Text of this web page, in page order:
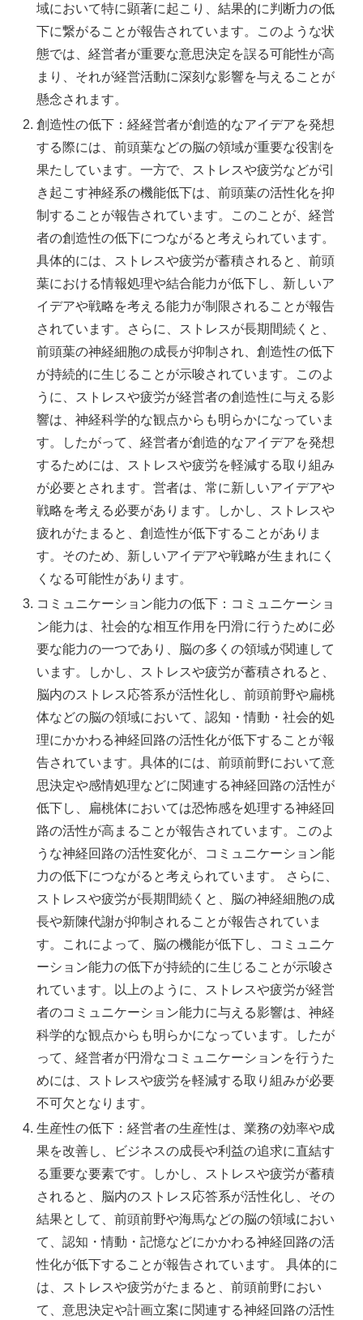
域において特に顕著に起こり、結果的に判断力の低
下に繋がることが報告されています。このような状
態では、経営者が重要な意思決定を誤る可能性が高
まり、それが経営活動に深刻な影響を与えることが
懸念されます。
創造性の低下：経経営者が創造的なアイデアを発想
する際には、前頭葉などの脳の領域が重要な役割を
果たしています。一方で、ストレスや疲労などが引
き起こす神経系の機能低下は、前頭葉の活性化を抑
制することが報告されています。このことが、経営
者の創造性の低下につながると考えられています。
具体的には、ストレスや疲労が蓄積されると、前頭
葉における情報処理や結合能力が低下し、新しいア
イデアや戦略を考える能力が制限されることが報告
されています。さらに、ストレスが長期間続くと、
前頭葉の神経細胞の成長が抑制され、創造性の低下
が持続的に生じることが示唆されています。このよ
うに、ストレスや疲労が経営者の創造性に与える影
響は、神経科学的な観点からも明らかになっていま
す。したがって、経営者が創造的なアイデアを発想
するためには、ストレスや疲労を軽減する取り組み
が必要とされます。営者は、常に新しいアイデアや
戦略を考える必要があります。しかし、ストレスや
疲れがたまると、創造性が低下することがありま
す。そのため、新しいアイデアや戦略が生まれにく
くなる可能性があります。
コミュニケーション能力の低下：コミュニケーショ
ン能力は、社会的な相互作用を円滑に行うために必
要な能力の一つであり、脳の多くの領域が関連して
います。しかし、ストレスや疲労が蓄積されると、
脳内のストレス応答系が活性化し、前頭前野や扁桃
体などの脳の領域において、認知・情動・社会的処
理にかかわる神経回路の活性化が低下することが報
告されています。具体的には、前頭前野において意
思決定や感情処理などに関連する神経回路の活性が
低下し、扁桃体においては恐怖感を処理する神経回
路の活性が高まることが報告されています。このよ
うな神経回路の活性変化が、コミュニケーション能
力の低下につながると考えられています。 さらに、
ストレスや疲労が長期間続くと、脳の神経細胞の成
長や新陳代謝が抑制されることが報告されていま
す。これによって、脳の機能が低下し、コミュニケ
ーション能力の低下が持続的に生じることが示唆さ
れています。以上のように、ストレスや疲労が経営
者のコミュニケーション能力に与える影響は、神経
科学的な観点からも明らかになっています。したが
って、経営者が円滑なコミュニケーションを行うた
めには、ストレスや疲労を軽減する取り組みが必要
不可欠となります。
生産性の低下：経営者の生産性は、業務の効率や成
果を改善し、ビジネスの成長や利益の追求に直結す
る重要な要素です。しかし、ストレスや疲労が蓄積
されると、脳内のストレス応答系が活性化し、その
結果として、前頭前野や海馬などの脳の領域におい
て、認知・情動・記憶などにかかわる神経回路の活
性化が低下することが報告されています。 具体的に
は、ストレスや疲労がたまると、前頭前野におい
て、意思決定や計画立案に関連する神経回路の活性